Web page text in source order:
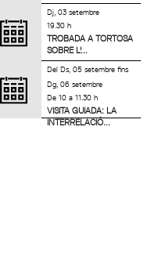
Dj, 03 setembre
19.30 h
TROBADA A TORTOSA
SOBRE L'...
DelDs, 05 setembrefins
Dg, 06 setembre
De 10 a 11.30 h
VISITA GUIADA: LA
INTERRELACIÓ...